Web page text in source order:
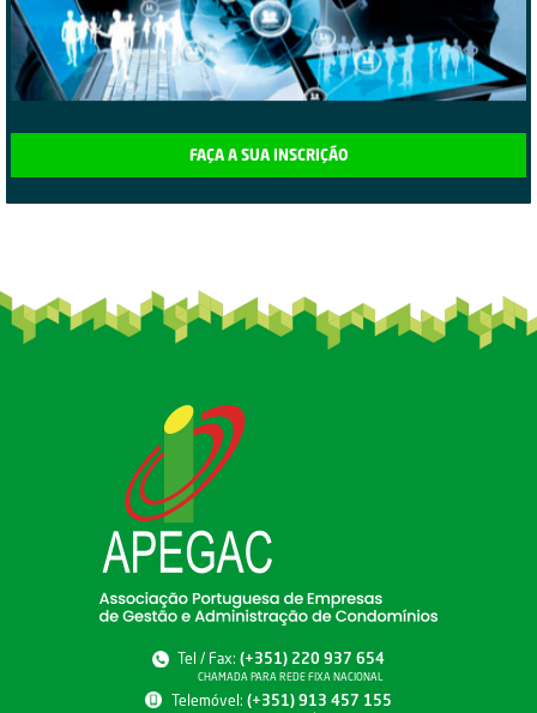
FAÇA A SUA INSCRIÇÃO
Tel / Fax:(+351) 220 937 654
CHAMADA PARA REDE FIXA NACIONAL
Telemóvel: (+351) 913 457 155